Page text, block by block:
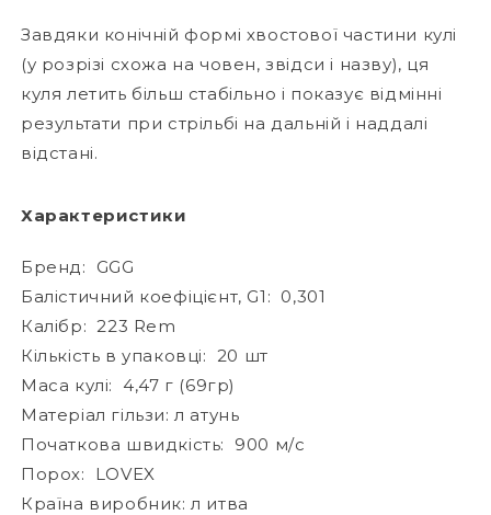
Завдяки конічній формі хвостової частини кулі
(у розрізі схожа на човен, звідси і назву), ця
куля летить більш стабільно і показує відмінні
результати при стрільбі на дальній і наддалі
відстані.
Характеристики
Бренд:
GGG
Балістичний коефіцієнт, G1: 0,301
Калібр: 223 Rem
Кількість в упаковці: 20 шт
Маса кулі:
4,47 г (69гр)
Матеріал гільзи: л атунь
Початкова швидкість:
900 м/с
Порох:
LOVEX
Країна виробник: л итва